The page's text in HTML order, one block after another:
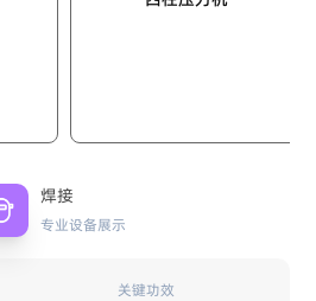
焊接
专业设备展示
关键功效